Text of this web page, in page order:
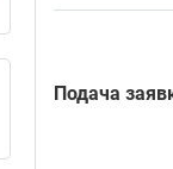
Подача